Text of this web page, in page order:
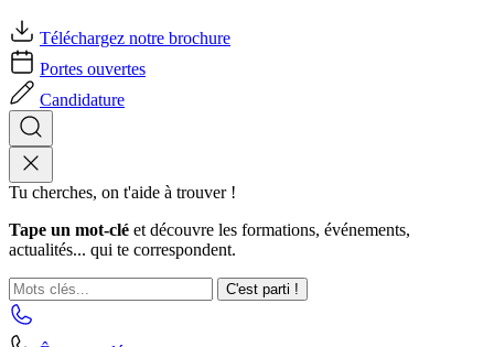
Téléchargez notre brochure
Portes ouvertes
Candidature
Tu cherches, on t'aide à trouver !
Tape un mot-clé et découvre les formations, événements,
actualités... qui te correspondent.
C'est parti !